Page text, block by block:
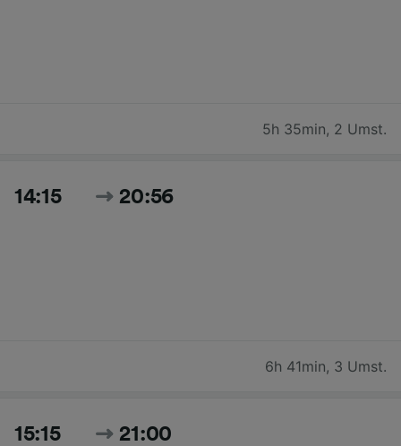
5h 35min, 2 Umst.
14:15 20:56
6h 41min, 3 Umst.
15:15 21:00